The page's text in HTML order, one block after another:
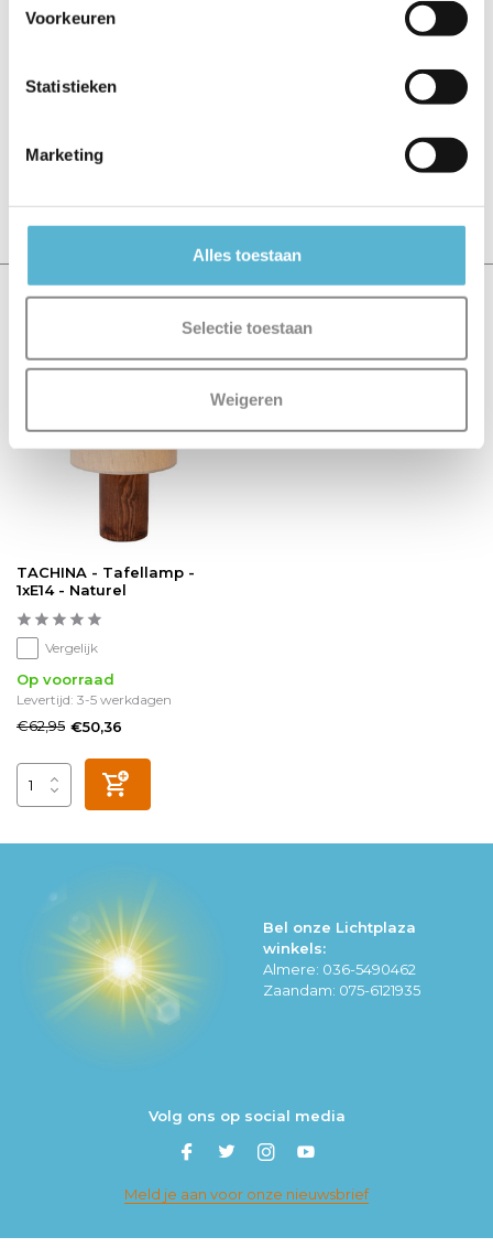
Voorkeuren
Statistieken
Marketing
Alles toestaan
Selectie toestaan
Weigeren
Er zijn nog geen reviews geschreven over dit product..
Schrijf je eigen review
sale 20%
TACHINA - Tafellamp -
1xE14 - Naturel
Vergelijk
Op voorraad
Levertijd: 3-5 werkdagen
€62,95 €50,36
Bel onze Lichtplaza
winkels:
Almere: 036-5490462
Zaandam: 075-6121935
Volg ons op social media
Meld je aan voor onze nieuwsbrief